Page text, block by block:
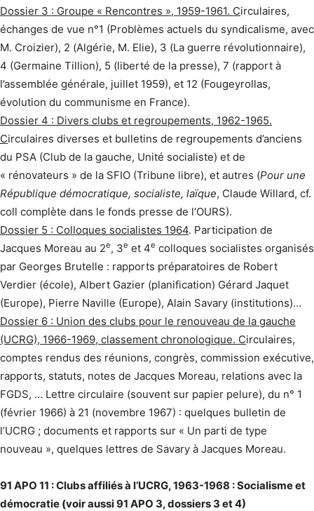
Dossier 3 : Groupe « Rencontres », 1959-1961. Circulaires,
échanges de vue n°1 (Problèmes actuels du syndicalisme, avec
M. Croizier), 2 (Algérie, M. Elie), 3 (La guerre révolutionnaire),
4 (Germaine Tillion), 5 (liberté de la presse), 7 (rapport à
l’assemblée générale, juillet 1959), et 12 (Fougeyrollas,
évolution du communisme en France).
Dossier 4 : Divers clubs et regroupements, 1962-1965.
Circulaires diverses et bulletins de regroupements d’anciens
du PSA (Club de la gauche, Unité socialiste) et de
« rénovateurs » de la SFIO (Tribune libre), et autres (Pour une
République démocratique, socialiste, laïque, Claude Willard, cf.
coll complète dans le fonds presse de l’OURS).
Dossier 5 : Colloques socialistes 1964. Participation de
Jacques Moreau au 2e, 3e et 4e colloques socialistes organisés
par Georges Brutelle : rapports préparatoires de Robert
Verdier (école), Albert Gazier (planification) Gérard Jaquet
(Europe), Pierre Naville (Europe), Alain Savary (institutions)…
Dossier 6 : Union des clubs pour le renouveau de la gauche
(UCRG), 1966-1969, classement chronologique. Circulaires,
comptes rendus des réunions, congrès, commission exécutive,
rapports, statuts, notes de Jacques Moreau, relations avec la
FGDS, … Lettre circulaire (souvent sur papier pelure), du n° 1
(février 1966) à 21 (novembre 1967) : quelques bulletin de
l’UCRG ; documents et rapports sur « Un parti de type
nouveau », quelques lettres de Savary à Jacques Moreau.
91 APO 11 : Clubs affiliés à l’UCRG, 1963-1968 : Socialisme et
démocratie (voir aussi 91 APO 3, dossiers 3 et 4)